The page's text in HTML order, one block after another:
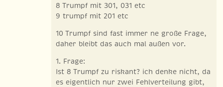
8 Trumpf mit 301, 031 etc
9 trumpf mit 201 etc
10 Trumpf sind fast immer ne große Frage,
daher bleibt das auch mal außen vor.
1. Frage:
Ist 8 Trumpf zu riskant? ich denke nicht, da
es eigentlich nur zwei Fehlverteilung gibt,